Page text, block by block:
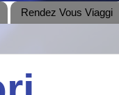
Rendez Vous Viaggi